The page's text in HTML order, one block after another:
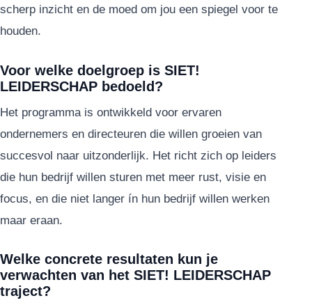
scherp inzicht en de moed om jou een spiegel voor te
houden.
Voor welke doelgroep is SIET!
LEIDERSCHAP bedoeld?
Het programma is ontwikkeld voor ervaren
ondernemers en directeuren die willen groeien van
succesvol naar uitzonderlijk. Het richt zich op leiders
die hun bedrijf willen sturen met meer rust, visie en
focus, en die niet langer ín hun bedrijf willen werken
maar eraan.
Welke concrete resultaten kun je
verwachten van het SIET! LEIDERSCHAP
traject?